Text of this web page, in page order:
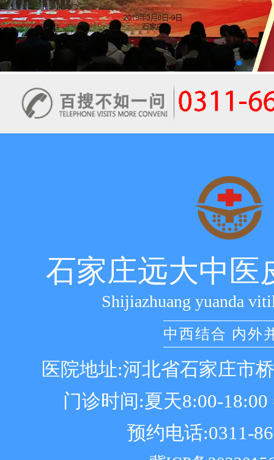
石家庄远大中医
Shijiazhuang yuanda
中西结合 内外
医院地址:河北省石家庄市
门诊时间:夏天8:00-18:00
预约电话:0311-